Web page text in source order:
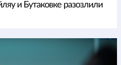
и Бутаковке разозлили